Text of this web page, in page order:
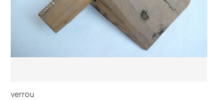
verrou